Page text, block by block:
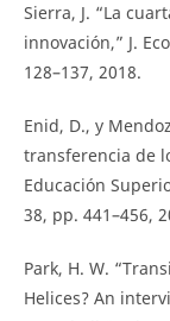
Sierra, J. “La
innovación,” J.
128–137, 2018.
Enid, D., y
transferencia de
Educación
38, pp. 441–456,
Park, H. W.
Helices? An